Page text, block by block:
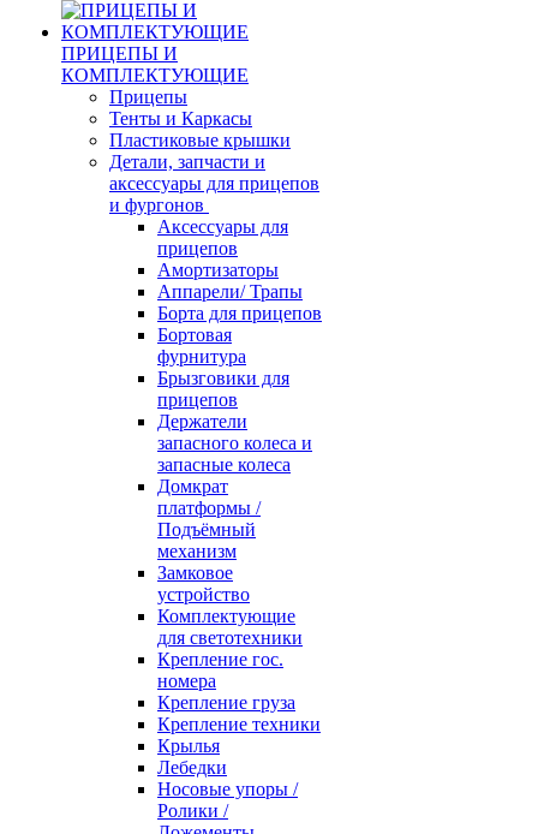
ПРИЦЕПЫ И
КОМПЛЕКТУЮЩИЕ
Прицепы
Тенты и Каркасы
Пластиковые крышки
Детали, запчасти и
аксессуары для прицепов
и фургонов
Аксессуары для
прицепов
Амортизаторы
Аппарели/ Трапы
Борта для прицепов
Бортовая
фурнитура
Брызговики для
прицепов
Держатели
запасного колеса и
запасные колеса
Домкрат
платформы /
Подъёмный
механизм
Замковое
устройство
Комплектующие
для светотехники
Крепление гос.
номера
Крепление груза
Крепление техники
Крылья
Лебедки
Носовые упоры /
Ролики /